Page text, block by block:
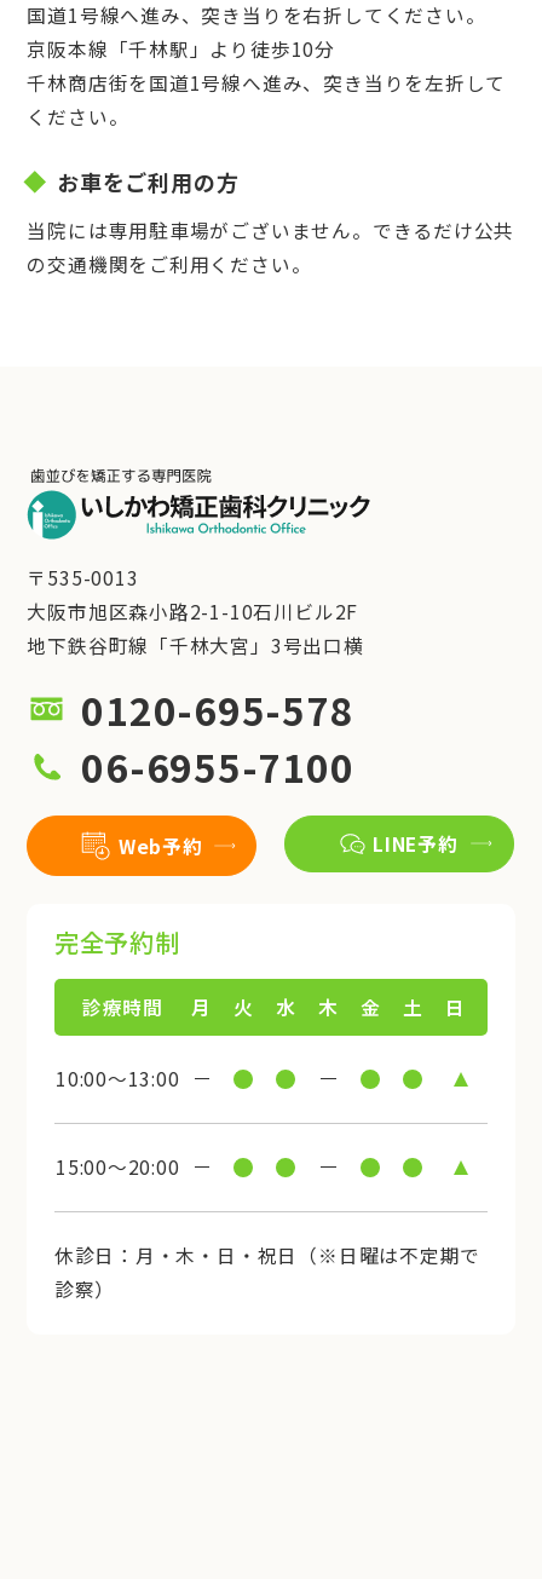
国道1号線へ進み、突き当りを右折してください。
京阪本線「千林駅」より徒歩10分
千林商店街を国道1号線へ進み、突き当りを左折して
ください。
お車をご利用の方
当院には専用駐車場がございません。できるだけ公共
の交通機関をご利用ください。
〒535-0013
大阪市旭区森小路2-1-10石川ビル2F
地下鉄谷町線「千林大宮」3号出口横
0120-695-578
06-6955-7100
Web予約 LINE予約
完全予約制
診療時間 月 火 水 木 金 土 日
10:00～13:00
15:00～20:00
休診日：月・木・日・祝日（※日曜は不定期で
診察）